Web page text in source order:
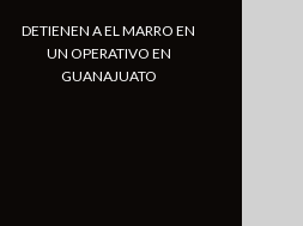
DETIENEN A EL MARRO EN
UN OPERATIVO EN
GUANAJUATO